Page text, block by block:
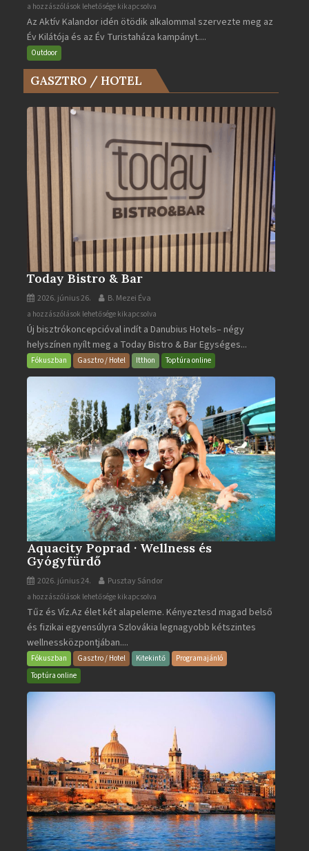
Az
Év
Kilátója
és
az
Év
bejegyzéshez
a hozzászólások lehetősége kikapcsolva
Az Aktív Kalandor idén ötödik alkalommal szervezte meg az
Év Kilátója és az Év Turistaháza kampányt....
Outdoor
GASZTRO / HOTEL
Today Bistro & Bar
2026. június 26. B. Mezei Éva
Today
Bistro
&
Bar
bejegyzéshez
a hozzászólások lehetősége kikapcsolva
Új bisztrókoncepcióval indít a Danubius Hotels– négy
helyszínen nyílt meg a Today Bistro & Bar Egységes...
Fókuszban Gasztro / Hotel Itthon Toptúra online
Aquacity Poprad · Wellness és
Gyógyfürdő
2026. június 24. Pusztay Sándor
Aquacity
Poprad
·
Wellness
és
Gyógyfürdő
a hozzászólások lehetősége kikapcsolva
Tűz és Víz.Az élet két alapeleme. Kényeztesd magad belső
és fizikai egyensúlyra Szlovákia legnagyobb kétszintes
wellnessközpontjában....
Fókuszban Gasztro / Hotel Kitekintő
Programajánló
Toptúra online